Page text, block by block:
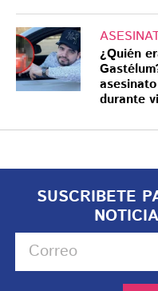
¿Quién
durante
SUSCRIBETE